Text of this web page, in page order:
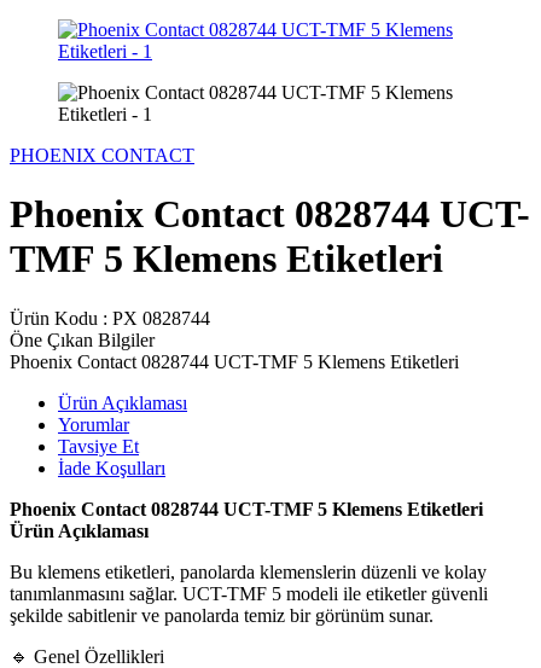
PHOENIX CONTACT
Phoenix Contact 0828744 UCT-
TMF 5 Klemens Etiketleri
Ürün Kodu : PX 0828744
Öne Çıkan Bilgiler
Phoenix Contact 0828744 UCT-TMF 5 Klemens Etiketleri
Ürün Açıklaması
Yorumlar
Tavsiye Et
İade Koşulları
Phoenix Contact 0828744 UCT-TMF 5 Klemens Etiketleri
Ürün Açıklaması
Bu klemens etiketleri, panolarda klemenslerin düzenli ve kolay
tanımlanmasını sağlar. UCT-TMF 5 modeli ile etiketler güvenli
şekilde sabitlenir ve panolarda temiz bir görünüm sunar.
🔹 Genel Özellikleri